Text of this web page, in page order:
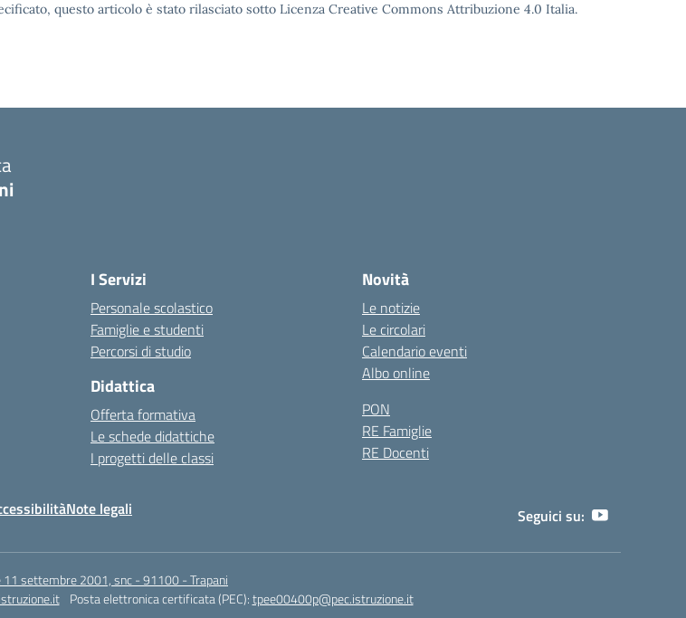
questo articolo è stato rilasciato sotto Licenza Creative Commons Attribuzione 4.0 Italia.
I Servizi
Personale scolastico
Famiglie e studenti
Percorsi di studio
Didattica
Offerta formativa
Le schede didattiche
I progetti delle classi
Novità
Le notizie
Le circolari
Calendario eventi
Albo online
PON
RE Famiglie
RE Docenti
Note legali Seguici su:
11 settembre 2001, snc - 91100 - Trapani
Posta elettronica certificata (PEC):tpee00400p@pec.istruzione.it